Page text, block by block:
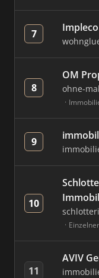
7
8
OM
ohne-
9
10
11
AVIV